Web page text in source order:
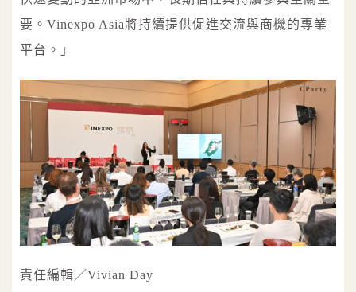
要。Vinexpo Asia將持續提供促進交流與商機的專業
平台。」
責任編輯／Vivian Day